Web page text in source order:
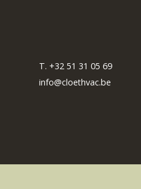
T. +32 51 31 05 69
info@cloethvac.be